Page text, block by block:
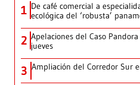
1 De café comercial a
ecológica del ‘robusta’
2 Apelaciones del Caso
jueves
3 Ampliación del Corredor Sur